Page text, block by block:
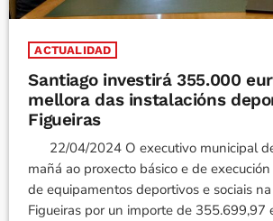
ACTUALIDAD
Santiago investirá 355.000
mellora das instalacións
Figueiras
22/04/2024 O executivo municipal
mañá ao proxecto básico e de
de equipamentos deportivos e sociais
Figueiras por un importe de 355.699,97